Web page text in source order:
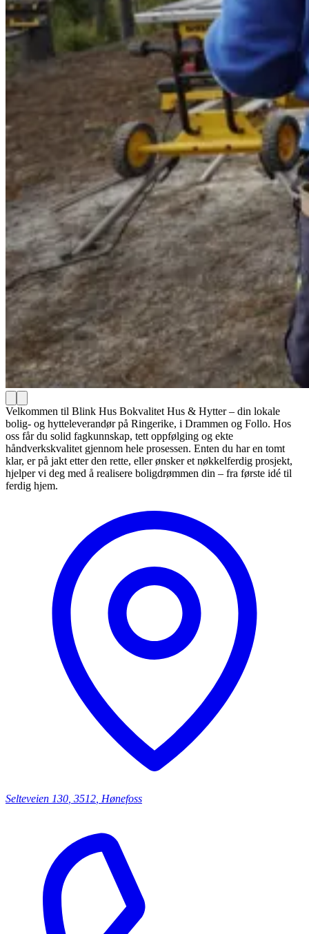
Velkommen til Blink Hus Bokvalitet Hus & Hytter – din lokale
bolig- og hytteleverandør på Ringerike, i Drammen og Follo. Hos
oss får du solid fagkunnskap, tett oppfølging og ekte
håndverkskvalitet gjennom hele prosessen. Enten du har en tomt
klar, er på jakt etter den rette, eller ønsker et nøkkelferdig prosjekt,
hjelper vi deg med å realisere boligdrømmen din – fra første idé til
ferdig hjem.
Selteveien 130 3512 Hønefoss